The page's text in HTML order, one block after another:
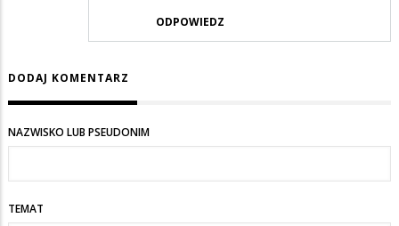
ODPOWIEDZ
DODAJ KOMENTARZ
NAZWISKO LUB PSEUDONIM
TEMAT